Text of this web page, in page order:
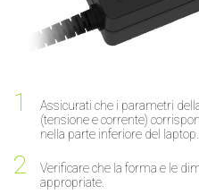
Assicurati che i parametri
(tensione e corrente)
nella parte inferiore del laptop.
Verificare che la forma e le
appropriate.